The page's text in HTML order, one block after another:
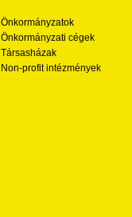
Önkormányzatok
Önkormányzati cégek
Társasházak
Non-profit intézmények